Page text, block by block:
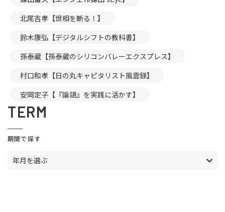
北尾吉孝【世相を斬る！】
鈴木康弘【デジタルシフトの教科書】
孫泰蔵【孫泰蔵のシリコンバレーエクスプレス】
村口和孝【日の丸キャピタリスト風雲録】
安岡定子【『論語』を実践に活かす】
TERM
期間で探す
年月を選ぶ